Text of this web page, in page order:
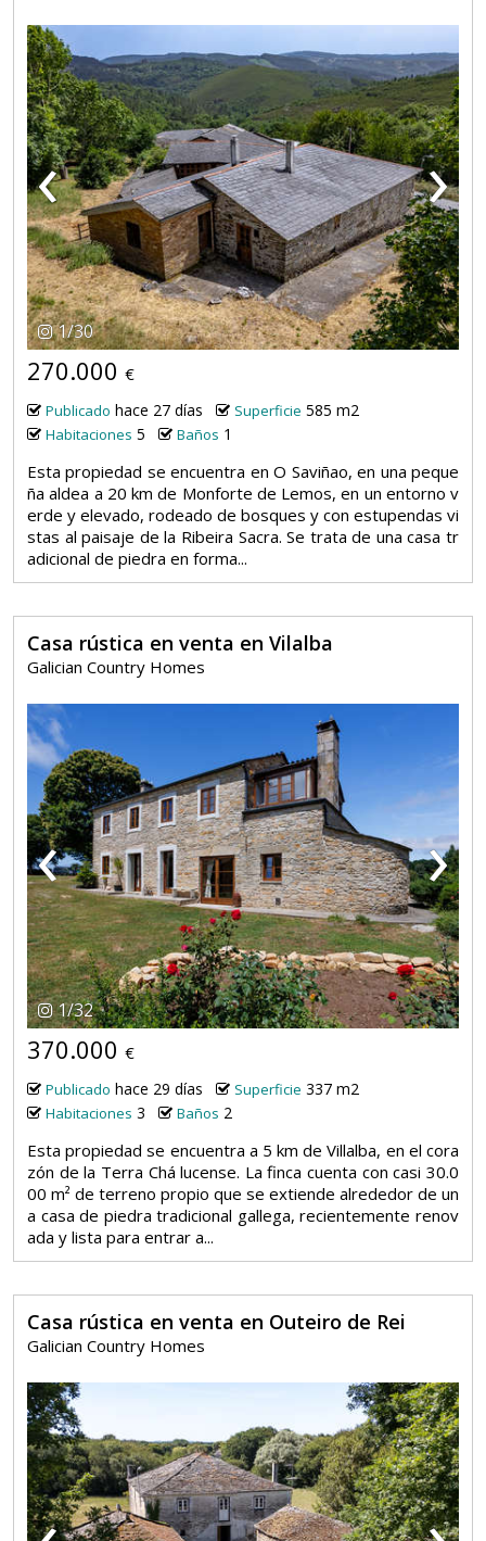
‹ ›
1/30
270.000 €
Publicado hace 27 días Superficie 585 m2
Habitaciones 5 Baños 1
Esta propiedad se encuentra en O Saviñao, en una peque
ña aldea a 20 km de Monforte de Lemos, en un entorno v
erde y elevado, rodeado de bosques y con estupendas vi
stas al paisaje de la Ribeira Sacra. Se trata de una casa tr
adicional de piedra en forma...
Casa rústica en venta en Vilalba
Galician Country Homes
‹ ›
1/32
370.000 €
Publicado hace 29 días Superficie 337 m2
Habitaciones 3 Baños 2
Esta propiedad se encuentra a 5 km de Villalba, en el cora
zón de la Terra Chá lucense. La finca cuenta con casi 30.0
00 m² de terreno propio que se extiende alrededor de un
a casa de piedra tradicional gallega, recientemente renov
ada y lista para entrar a...
Casa rústica en venta en Outeiro de Rei
Galician Country Homes